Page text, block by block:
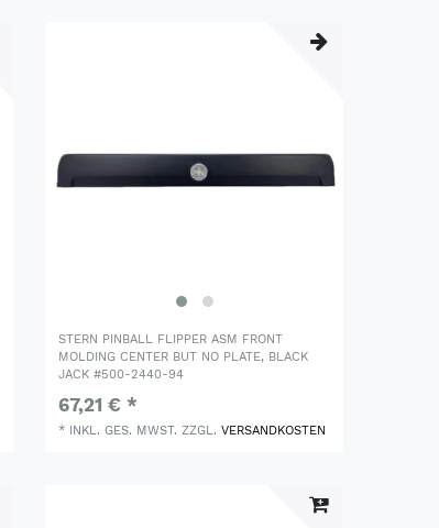
STERN PINBALL FLIPPER ASM FRONT
MOLDING CENTER BUT NO PLATE, BLACK
JACK #500-2440-94
67,21 € *
* INKL. GES. MWST. ZZGL.VERSANDKOSTEN